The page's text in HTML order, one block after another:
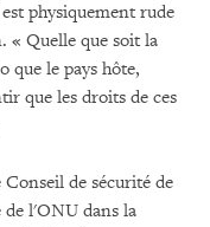
physiquement rude
« Quelle que soit la
que le pays hôte,
que les droits de ces
de sécurité de
l'ONU dans la